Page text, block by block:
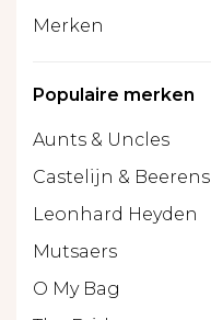
Merken
Populaire merken
Aunts & Uncles
Castelijn & Beerens
Leonhard Heyden
Mutsaers
O My Bag